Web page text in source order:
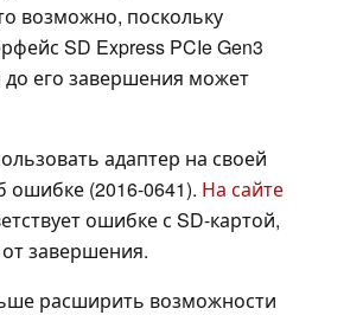
возможно, поскольку
SD Express PCIe Gen3
до его завершения может
адаптер на своей
ошибке (2016-0641). На сайте
ошибке с SD-картой,
завершения.
расширить возможности